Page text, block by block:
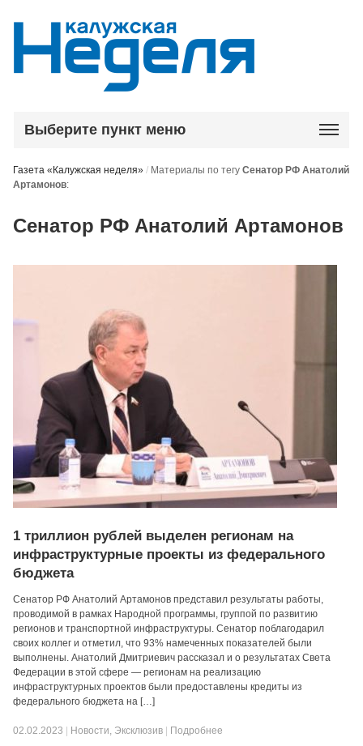
Выберите пункт меню
Газета «Калужская неделя» / Материалы по тегуСенатор РФ Анатолий
Артамонов:
Сенатор РФ Анатолий Артамонов
1 триллион рублей выделен регионам на
инфраструктурные проекты из федерального
бюджета
Сенатор РФ Анатолий Артамонов представил результаты работы,
проводимой в рамках Народной программы, группой по развитию
регионов и транспортной инфраструктуры. Сенатор поблагодарил
своих коллег и отметил, что 93% намеченных показателей были
выполнены. Анатолий Дмитриевич рассказал и о результатах Света
Федерации в этой сфере — регионам на реализацию
инфраструктурных проектов были предоставлены кредиты из
федерального бюджета на […]
02.02.2023 Новости, Эксклюзив Подробнее